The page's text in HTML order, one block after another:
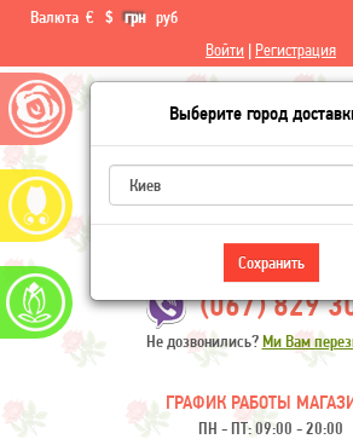
Выберите город
Сохранить
Валюта € $ грн руб
Войти | Регистрация
Flowers-
(067) 829
Не дозвонились?Ми Вам
ГРАФИК РАБОТЫ
ПН - ПТ: 09:00 - 20:00